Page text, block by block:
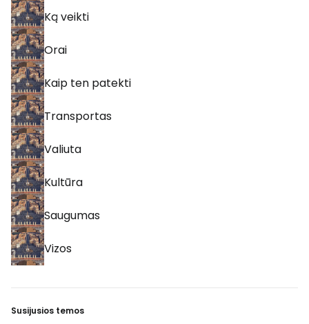
Ką veikti
Orai
Kaip ten patekti
Transportas
Valiuta
Kultūra
Saugumas
Vizos
Susijusios temos